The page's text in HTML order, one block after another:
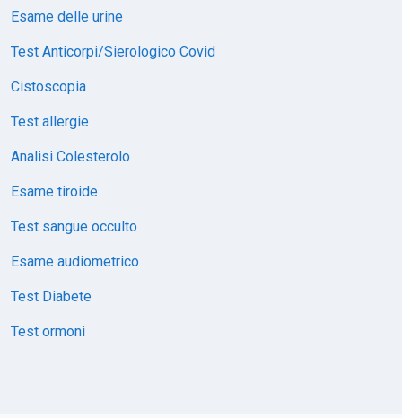
Esame delle urine
Test Anticorpi/Sierologico Covid
Cistoscopia
Test allergie
Analisi Colesterolo
Esame tiroide
Test sangue occulto
Esame audiometrico
Test Diabete
Test ormoni